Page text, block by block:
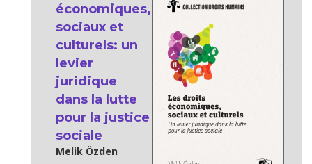
économiques,
sociaux et
culturels: un
levier
juridique
dans la lutte
pour la justice
sociale
Melik Özden